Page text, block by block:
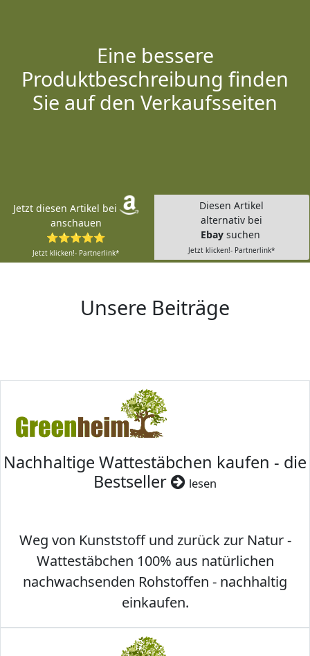
Eine bessere
Produktbeschreibung finden
Sie auf den Verkaufsseiten
Jetzt diesen Artikel bei
anschauen
⭐⭐⭐⭐⭐
Jetzt klicken!- Partnerlink*
Diesen Artikel
alternativ bei
Ebay suchen
Jetzt klicken!- Partnerlink*
Unsere Beiträge
Nachhaltige Wattestäbchen kaufen - die
Bestseller
lesen
Weg von Kunststoff und zurück zur Natur -
Wattestäbchen 100% aus natürlichen
nachwachsenden Rohstoffen - nachhaltig
einkaufen.